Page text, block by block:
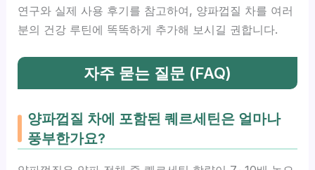
연구와 실제 사용 후기를 참고하여, 양파껍질 차를 여러
분의 건강 루틴에 똑똑하게 추가해 보시길 권합니다.
자주 묻는 질문 (FAQ)
양파껍질 차에 포함된 퀘르세틴은 얼마나
풍부한가요?